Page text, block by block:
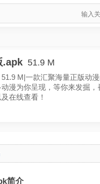
.apk 51.9 M
M|一款汇聚海量正版动
漫为你呈现，等你来发掘
在线查看！
简介